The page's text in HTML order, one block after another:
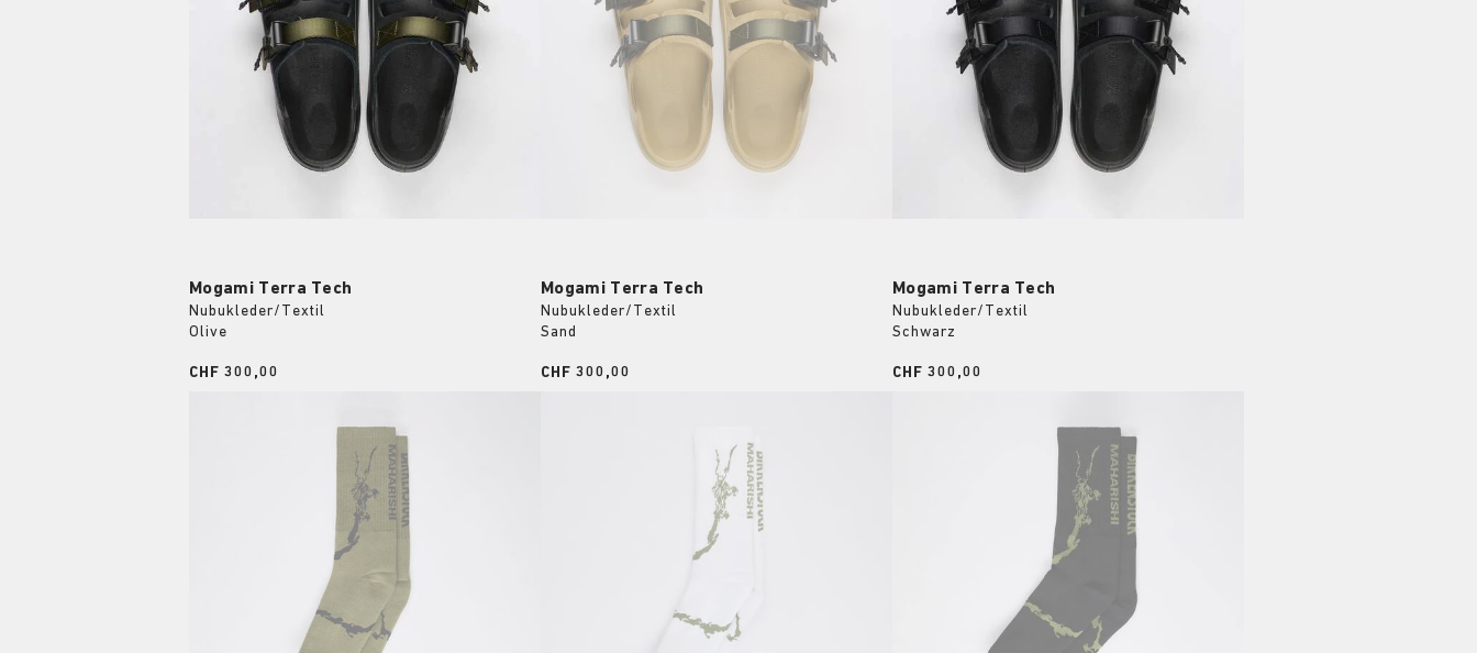
Mogami Terra Tech
Nubukleder/Textil
Olive
Price:
CHF 300,00
Mogami Terra Tech
Nubukleder/Textil
Sand
Price:
CHF 300,00
Mogami Terra Tech
Nubukleder/Textil
Schwarz
Price:
CHF 300,00